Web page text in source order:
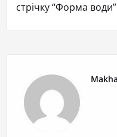
стрічку “Форма